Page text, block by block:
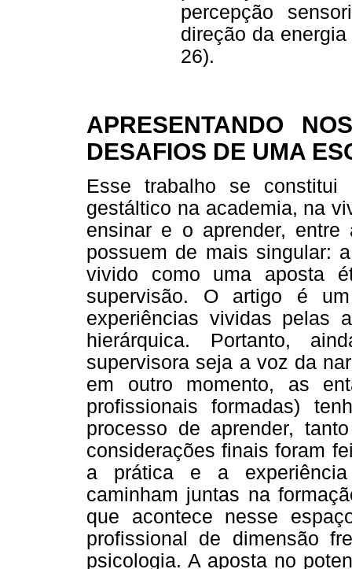
percepção
direção da
26).
APRESENTANDO
DESAFIOS DE UMA
Esse trabalho se
gestáltico na academia, na
ensinar e o aprender,
possuem de mais singular:
vivido como uma aposta
supervisão. O artigo é
experiências vividas pelas
hierárquica. Portanto,
supervisora seja a voz da
em outro momento, as
profissionais formadas)
processo de aprender,
considerações finais foram
a prática e a experiência
caminham juntas na
que acontece nesse
profissional de dimensão
psicologia. A aposta no